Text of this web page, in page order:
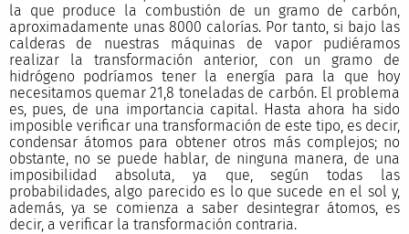
la que produce la combustión de un gramo de carbón,
aproximadamente unas 8000 calorías. Por tanto, si bajo las
calderas de nuestras máquinas de vapor pudiéramos
realizar la transformación anterior, con un gramo de
hidrógeno podríamos tener la energía para la que hoy
necesitamos quemar 21,8 toneladas de carbón. El problema
es, pues, de una importancia capital. Hasta ahora ha sido
imposible verificar una transformación de este tipo, es decir,
condensar átomos para obtener otros más complejos; no
obstante, no se puede hablar, de ninguna manera, de una
imposibilidad absoluta, ya que, según todas las
probabilidades, algo parecido es lo que sucede en el sol y,
además, ya se comienza a saber desintegrar átomos, es
decir, a verificar la transformación contraria.